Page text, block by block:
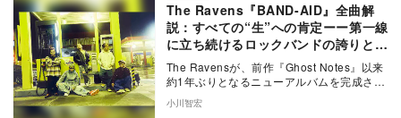
The Ravens『BAND-AID』全曲解
説：すべての“生”への肯定ーー第一線
に立ち続けるロックバンドの誇りと慈
愛
The Ravensが、前作『Ghost Notes』以来
約1年ぶりとなるニューアルバムを完成させ
た。4月25日に情報解禁された…
小川智宏